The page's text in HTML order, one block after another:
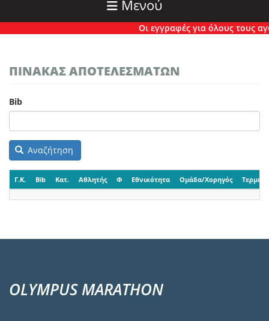
Μενού
Οι εγγραφές για όλους τους
ΠΙΝΑΚΑΣ ΑΠΟΤΕΛΕΣΜΑΤΩΝ
Bib
Αναζήτηση
Γ.Κ. Bib Κατ. Αθλητής Φ Εθνικότητα Ομάδα/Χορηγός
OLYMPUS MARATHON